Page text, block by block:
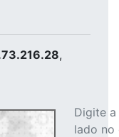
,
Digite
lado no